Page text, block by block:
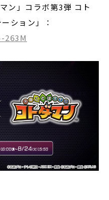
ン」コラボ第3弾 コト
ション」：